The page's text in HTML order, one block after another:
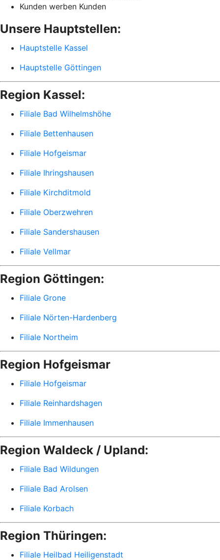
Kunden werben Kunden
Unsere Hauptstellen:
Hauptstelle Kassel
Hauptstelle Göttingen
Region Kassel:
Filiale Bad Wilhelmshöhe
Filiale Bettenhausen
Filiale Hofgeismar
Filiale Ihringshausen
Filiale Kirchditmold
Filiale Oberzwehren
Filiale Sandershausen
Filiale Vellmar
Region Göttingen:
Filiale Grone
Filiale Nörten-Hardenberg
Filiale Northeim
Region Hofgeismar
Filiale Hofgeismar
Filiale Reinhardshagen
Filiale Immenhausen
Region Waldeck / Upland:
Filiale Bad Wildungen
Filiale Bad Arolsen
Filiale Korbach
Region Thüringen:
Filiale Heilbad Heiligenstadt